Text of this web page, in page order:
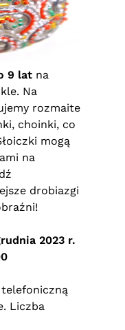
9 lat na
Na
rozmaite
choinki, co
mogą
na
drobiazgi
2023 r.
telefoniczną
Liczba